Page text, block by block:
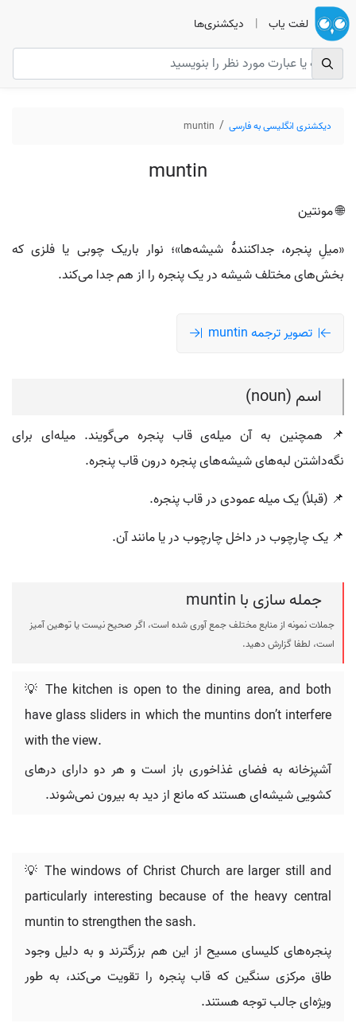
لغت یاب | دیکشنری‌ها
دیکشنری انگلیسی به فارسی muntin
muntin
🌐 مونتین
«میلِ پنجره، جداکنندهٔ شیشه‌ها»؛ نوار باریک چوبی یا فلزی که
بخش‌های مختلف شیشه در یک پنجره را از هم جدا می‌کند.
تصویر ترجمه muntin
اسم (noun)
📌 همچنین به آن میله‌ی قاب پنجره می‌گویند. میله‌ای برای
نگه‌داشتن لبه‌های شیشه‌های پنجره درون قاب پنجره.
📌 (قبلاً) یک میله عمودی در قاب پنجره.
📌 یک چارچوب در داخل چارچوب در یا مانند آن.
جمله سازی با muntin
جملات نمونه از منابع مختلف جمع آوری شده است، اگر صحیح نیست یا توهین آمیز
است، لطفا گزارش دهید.
💡 The kitchen is open to the dining area, and both
have glass sliders in which the muntins don’t interfere
with the view.
آشپزخانه به فضای غذاخوری باز است و هر دو دارای درهای
کشویی شیشه‌ای هستند که مانع از دید به بیرون نمی‌شوند.
💡 The windows of Christ Church are larger still and
particularly interesting because of the heavy central
muntin to strengthen the sash.
پنجره‌های کلیسای مسیح از این هم بزرگترند و به دلیل وجود
طاق مرکزی سنگین که قاب پنجره را تقویت می‌کند، به طور
ویژه‌ای جالب توجه هستند.